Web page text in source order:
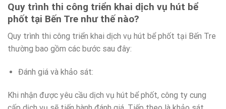
Quy trình thi công triển khai dịch vụ hút bể
phốt tại Bến Tre như thế nào?
Quy trình thi công triển khai dịch vụ hút bể phốt tại Bến Tre
thường bao gồm các bước sau đây:
Đánh giá và khảo sát:
Khi nhận được yêu cầu dịch vụ hút bể phốt, công ty cung